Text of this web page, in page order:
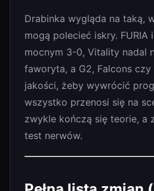
Drabinka wygląda na taką,
mogą polecieć iskry.
mocnym 3-0, Vitality nadal
faworyta, a G2, Falcons
jakości, żeby wywrócić
wszystko przenosi się na
zwykle kończą się teorie, a
test nerwów.